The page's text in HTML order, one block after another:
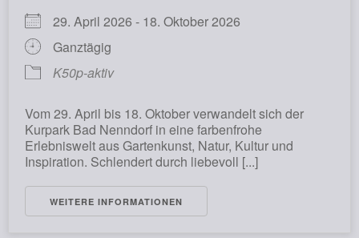
29. April 2026 - 18. Oktober 2026
Ganztägig
K50p-aktiv
Vom 29. April bis 18. Oktober verwandelt sich der
Kurpark Bad Nenndorf in eine farbenfrohe
Erlebniswelt aus Gartenkunst, Natur, Kultur und
Inspiration. Schlendert durch liebevoll [...]
WEITERE INFORMATIONEN